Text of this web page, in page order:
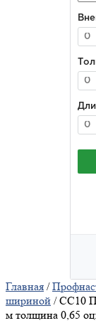
Главная /
шириной / СС10
м толщина 0,65